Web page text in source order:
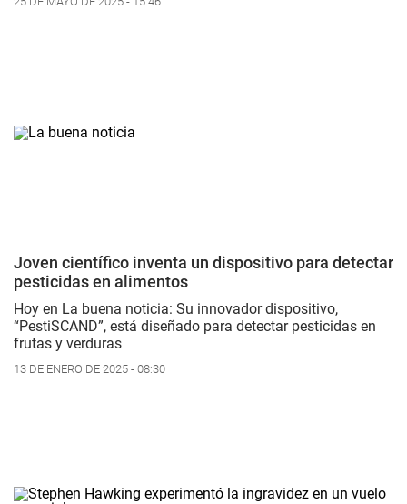
Joven científico inventa un dispositivo para detectar
pesticidas en alimentos
Hoy en La buena noticia: Su innovador dispositivo,
“PestiSCAND”, está diseñado para detectar pesticidas en
frutas y verduras
13 DE ENERO DE 2025 - 08:30